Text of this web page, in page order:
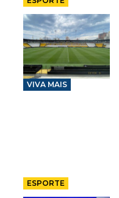
VIVA MAIS
ESPORTE